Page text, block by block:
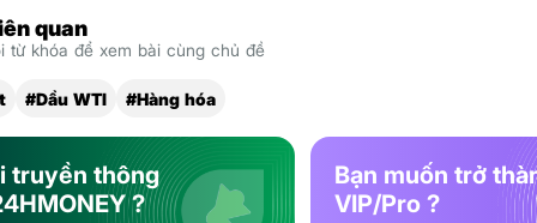
quan
từ khóa để xem bài cùng chủ đề
#Dầu WTI #Hàng hóa
truyền thông
?
Bạn muốn trở
VIP/Pro ?